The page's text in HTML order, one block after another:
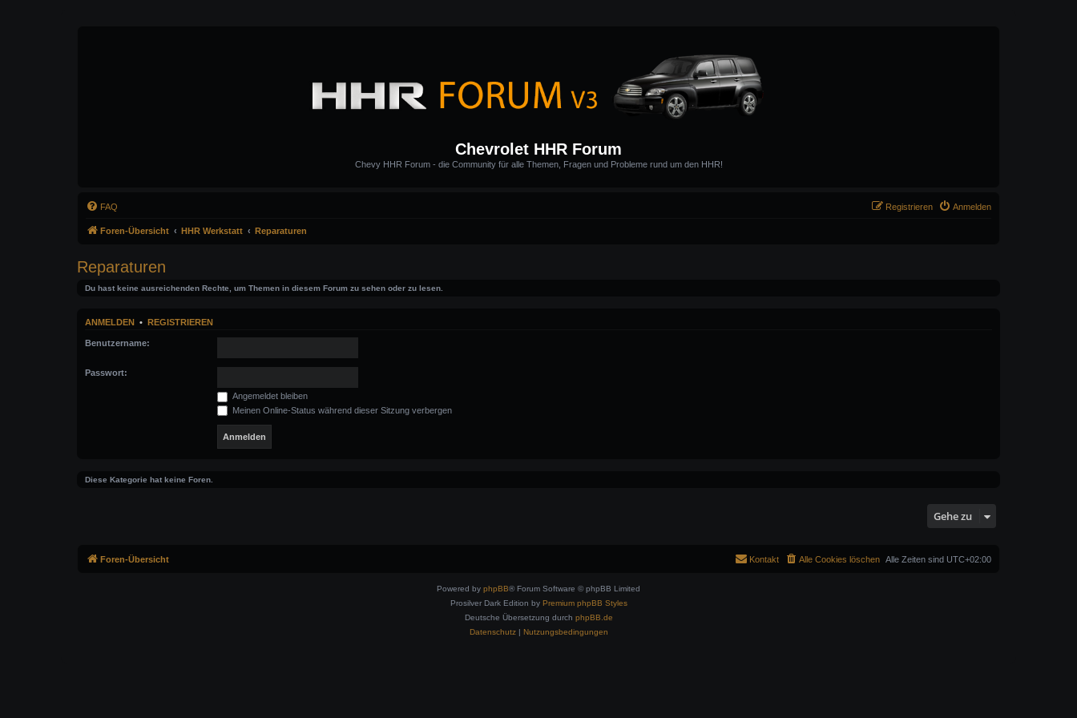
Chevrolet HHR Forum
Chevy HHR Forum - die Community für alle Themen, Fragen und Probleme rund um den HHR!
FAQ Anmelden
Registrieren
Foren-Übersicht HHR Werkstatt Reparaturen
Reparaturen
Du hast keine ausreichenden Rechte, um Themen in diesem Forum zu sehen oder zu lesen.
ANMELDEN • REGISTRIEREN
Benutzername:
Passwort:
Angemeldet bleiben
Meinen Online-Status während dieser Sitzung verbergen
Diese Kategorie hat keine Foren.
Gehe zu
Foren-Übersicht Alle Zeiten sind UTC+02:00
Alle Cookies löschen
Kontakt
Powered by phpBB® Forum Software © phpBB Limited
Prosilver Dark Edition by Premium phpBB Styles
Deutsche Übersetzung durch phpBB.de
Datenschutz| Nutzungsbedingungen